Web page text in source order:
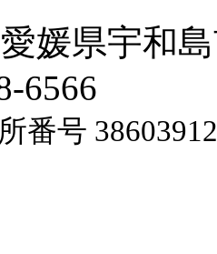
媛県宇和
6566
番号